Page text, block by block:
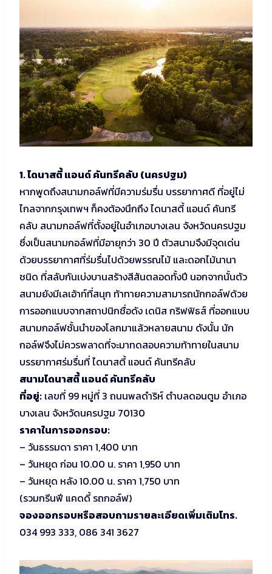
1. ไดนาสตี้ แอนด์ คันทรีคลับ (นครปฐม)
หากพูดถึงสนามกอล์ฟที่มีความร่มรื่น บรรยากาศดี ที่อยู่ไม่
ไกลจากกรุงเทพฯ ก็คงต้องนึกถึง ไดนาสตี้ แอนด์ คันทรี
คลับ สนามกอล์ฟที่ตั้งอยู่ในอำเภอบางเลน จังหวัดนครปฐม
ซึ่งเป็นสนามกอล์ฟที่มีอายุกว่า 30 ปี ตัวสนามจึงมีจุดเด่น
ด้วยบรรยากาศที่ร่มรื่นไปด้วยพรรณไม้ และดอกไม้นานา
ชนิด ที่สลับกันเบ่งบานสร้างสีสันตลอดทั้งปี นอกจากนั้นตัว
สนามยังมีเลเอ้าท์ที่สนุก ท้าทายความสามารถนักกอล์ฟด้วย
การออกแบบจากสถาปนิกชื่อดัง เดนิส กริฟฟิธส์ ที่ออกแบบ
สนามกอล์ฟชั้นนำของโลกมาแล้วหลายสนาม ดังนั้น นัก
กอล์ฟจึงไม่ควรพลาดที่จะมาทดสอบความท้าทายในสนาม
บรรยากาศร่มรื่นที่ ไดนาสตี้ แอนด์ คันทรีคลับ
สนามไดนาสตี้ แอนด์ คันทรีคลับ
ที่อยู่: เลขที่ 99 หมู่ที่ 3 ถนนพลดำริห์ ตำบลดอนตูม อำเภอ
บางเลน จังหวัดนครปฐม 70130
ราคาในการออกรอบ:
– วันธรรมดา ราคา 1,400 บาท
– วันหยุด ก่อน 10.00 น. ราคา 1,950 บาท
– วันหยุด หลัง 10.00 น. ราคา 1,750 บาท
(รวมกรีนฟี แคดดี้ รถกอล์ฟ)
จองออกรอบหรือสอบถามรายละเอียดเพิ่มเติมโทร.
034 993 333, 086 341 3627